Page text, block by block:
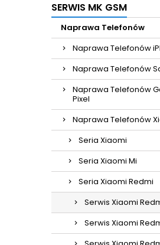
SERWIS MK GSM
Naprawa Telefonów
Naprawa Telefonów
Naprawa Telefonów
Naprawa Telefonów
Pixel
Naprawa Telefonów
Seria Xiaomi
Seria Xiaomi Mi
Seria Xiaomi Redmi
Serwis Xiaomi
Serwis Xiaomi